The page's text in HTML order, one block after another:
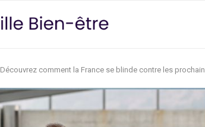
Découvrez comment la France se blinde contre les